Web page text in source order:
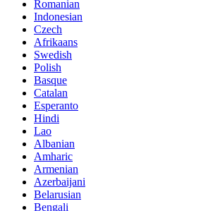
Romanian
Indonesian
Czech
Afrikaans
Swedish
Polish
Basque
Catalan
Esperanto
Hindi
Lao
Albanian
Amharic
Armenian
Azerbaijani
Belarusian
Bengali